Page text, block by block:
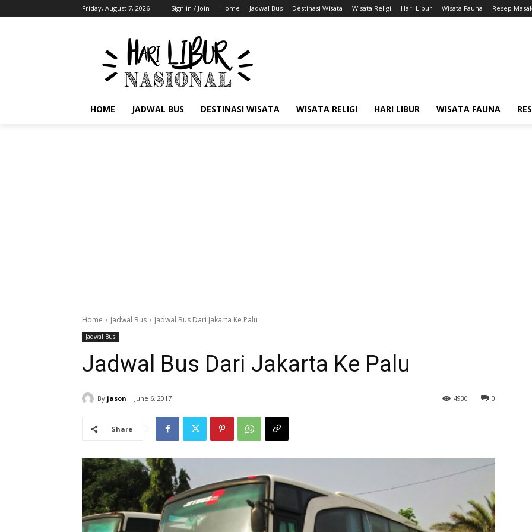
Friday, August 7, 2026 Sign in / Join Home Jadwal Bus Destinasi Wisata Wisata Religi Hari Libur Wisata Fauna Resep
HOME JADWAL BUS DESTINASI WISATA WISATA RELIGI HARI LIBUR WISATA FAUNA
Home Jadwal Bus Jadwal Bus Dari Jakarta Ke Palu
Jadwal Bus
Jadwal Bus Dari Jakarta Ke Palu
By jason June 6, 2017 0
4930
Share